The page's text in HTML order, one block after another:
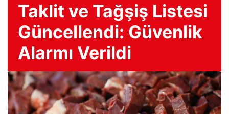
Taklit ve Tağşiş Listesi
Güncellendi: Güvenlik
Alarmı Verildi